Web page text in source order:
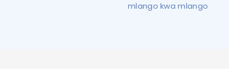
mlango kwa mlango